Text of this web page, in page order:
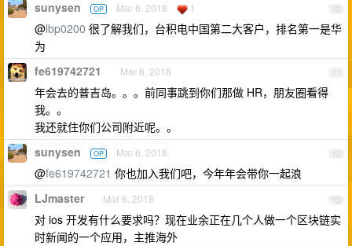
10
sunysen OP Mar 6, 2018 1
@lbp0200 很了解我们，台积电中国第二大客户，排名第一是华
为
11
fe619742721 Mar 6, 2018
年会去的普吉岛。。。前同事跳到你们那做 HR，朋友圈看得
我。。
我还就住你们公司附近呢。。
12
sunysen OP Mar 6, 2018
@fe619742721 你也加入我们吧，今年年会带你一起浪
13
LJmaster Mar 6, 2018
对 ios 开发有什么要求吗？现在业余正在几个人做一个区块链实
时新闻的一个应用，主推海外